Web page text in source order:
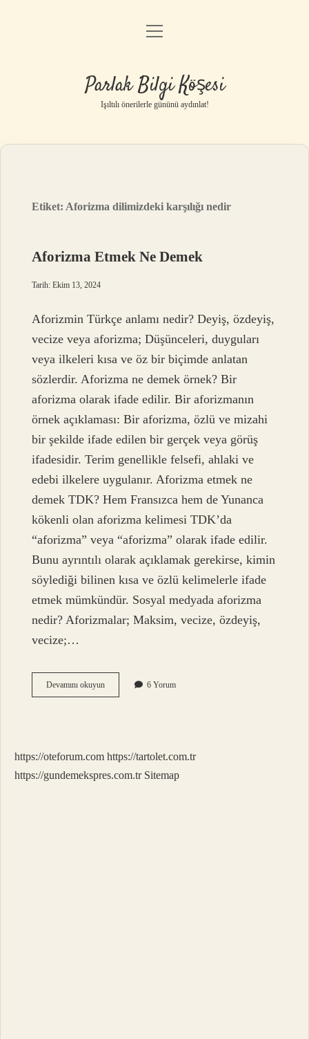
Anasayfa
Yasal Uyarı
menüyü
Parlak Bilgi Köşesi
Işıltılı önerilerle gününü aydınlat!
Etiket: Aforizma dilimizdeki karşılığı nedir
Aforizma Etmek Ne Demek
Tarih: Ekim 13, 2024
Aforizmin Türkçe anlamı nedir? Deyiş, özdeyiş,
vecize veya aforizma; Düşünceleri, duyguları
veya ilkeleri kısa ve öz bir biçimde anlatan
sözlerdir. Aforizma ne demek örnek? Bir
aforizma olarak ifade edilir. Bir aforizmanın
örnek açıklaması: Bir aforizma, özlü ve mizahi
bir şekilde ifade edilen bir gerçek veya görüş
ifadesidir. Terim genellikle felsefi, ahlaki ve
edebi ilkelere uygulanır. Aforizma etmek ne
demek TDK? Hem Fransızca hem de Yunanca
kökenli olan aforizma kelimesi TDK’da
“aforizma” veya “aforizma” olarak ifade edilir.
Bunu ayrıntılı olarak açıklamak gerekirse, kimin
söylediği bilinen kısa ve özlü kelimelerle ifade
etmek mümkündür. Sosyal medyada aforizma
nedir? Aforizmalar; Maksim, vecize, özdeyiş,
vecize;…
Devamını okuyunAforizma
Etmek
6 Yorum
https://oteforum.com https://tartolet.com.tr
https://gundemekspres.com.tr Sitemap